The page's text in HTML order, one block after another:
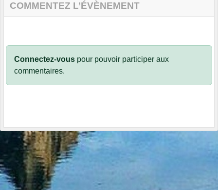
COMMENTEZ L’ÉVÈNEMENT
Connectez-vous pour pouvoir participer aux
commentaires.